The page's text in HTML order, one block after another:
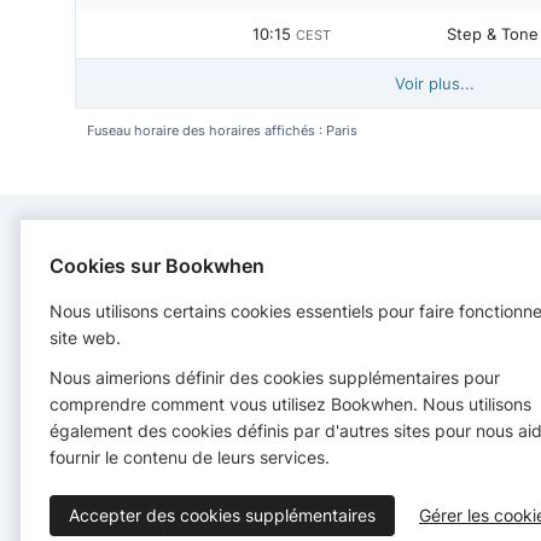
10:15 CEST Step & Tone
Voir plus...
Fuseau horaire des horaires affichés : Paris
CONTACT
Fit Into It
Cookies sur Bookwhen
Nous utilisons certains cookies essentiels pour faire
site web.
Nous aimerions définir des cookies supplémentaires pour
comprendre comment vous utilisez Bookwhen. Nous utilisons
également des cookies définis par d'autres sites pour nous
fournir le contenu de leurs services.
Accepter des cookies supplémentaires Gérer les